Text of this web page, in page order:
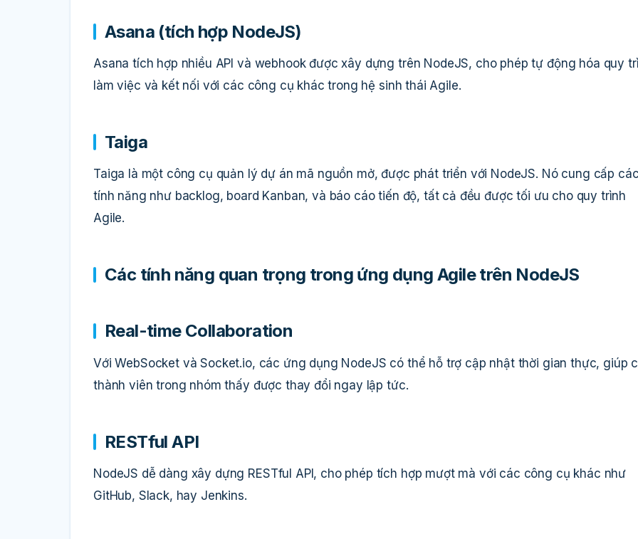
Asana (tích hợp NodeJS)
Asana tích hợp nhiều API và webhook được xây dựng trên NodeJS, cho phép tự động hóa quy
làm việc và kết nối với các công cụ khác trong hệ sinh thái Agile.
Taiga
Taiga là một công cụ quản lý dự án mã nguồn mở, được phát triển với NodeJS. Nó cung cấp
tính năng như backlog, board Kanban, và báo cáo tiến độ, tất cả đều được tối ưu cho quy trình
Agile.
Các tính năng quan trọng trong ứng dụng Agile trên NodeJS
Real-time Collaboration
Với WebSocket và Socket.io, các ứng dụng NodeJS có thể hỗ trợ cập nhật thời gian thực, giúp
thành viên trong nhóm thấy được thay đổi ngay lập tức.
RESTful API
NodeJS dễ dàng xây dựng RESTful API, cho phép tích hợp mượt mà với các công cụ khác như
GitHub, Slack, hay Jenkins.